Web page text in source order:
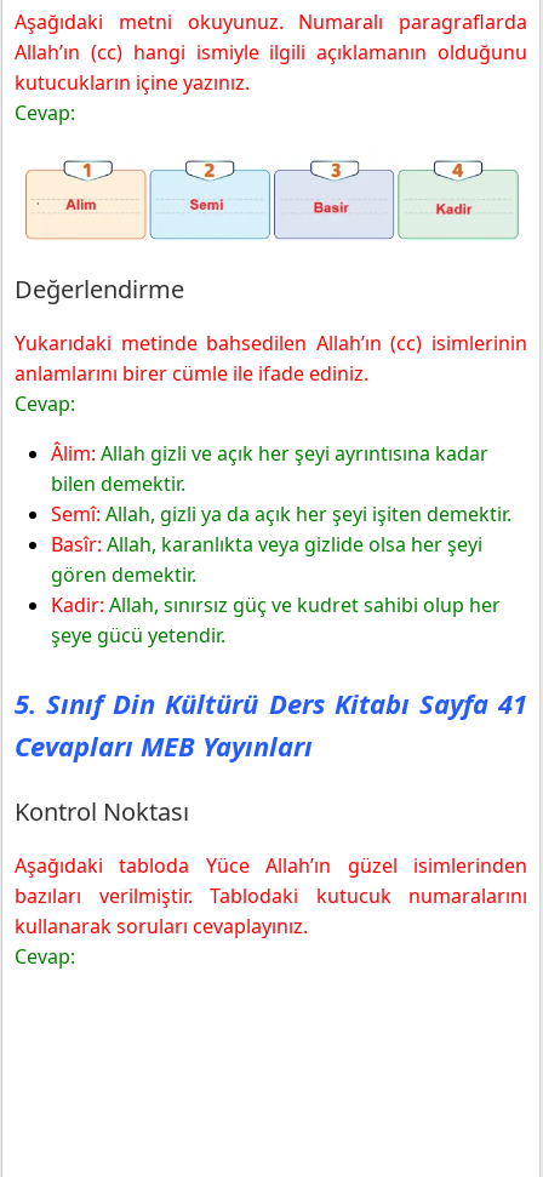
Aşağıdaki metni okuyunuz. Numaralı paragraflarda
Allah’ın (cc) hangi ismiyle ilgili açıklamanın olduğunu
kutucukların içine yazınız.
Cevap:
Değerlendirme
Yukarıdaki metinde bahsedilen Allah’ın (cc) isimlerinin
anlamlarını birer cümle ile ifade ediniz.
Cevap:
Âlim: Allah gizli ve açık her şeyi ayrıntısına kadar
bilen demektir.
Semî: Allah, gizli ya da açık her şeyi işiten demektir.
Basîr: Allah, karanlıkta veya gizlide olsa her şeyi
gören demektir.
Kadir: Allah, sınırsız güç ve kudret sahibi olup her
şeye gücü yetendir.
5. Sınıf Din Kültürü Ders Kitabı Sayfa 41
Cevapları MEB Yayınları
Kontrol Noktası
Aşağıdaki tabloda Yüce Allah’ın güzel isimlerinden
bazıları verilmiştir. Tablodaki kutucuk numaralarını
kullanarak soruları cevaplayınız.
Cevap: